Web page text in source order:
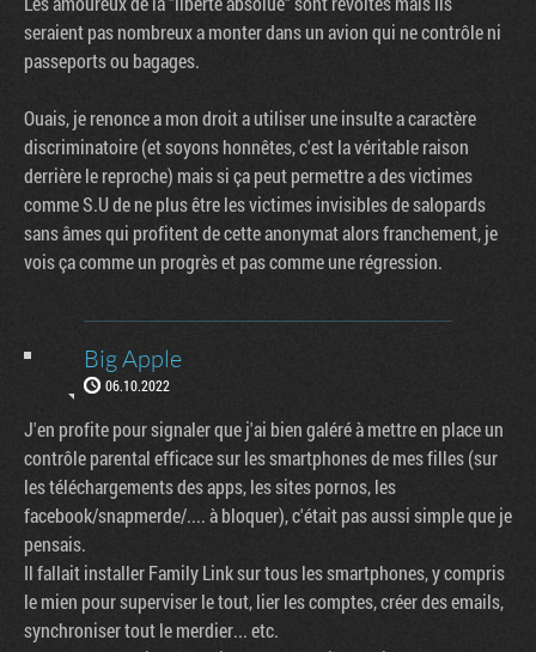
seraient pas nombreux a monter dans un avion qui ne contrôle ni
passeports ou bagages.
Ouais, je renonce a mon droit a utiliser une insulte a caractère
discriminatoire (et soyons honnêtes, c'est la véritable raison
derrière le reproche) mais si ça peut permettre a des victimes
comme S.U de ne plus être les victimes invisibles de salopards
sans âmes qui profitent de cette anonymat alors franchement, je
vois ça comme un progrès et pas comme une régression.
Big Apple
06.10.2022
J'en profite pour signaler que j'ai bien galéré à mettre en place un
contrôle parental efficace sur les smartphones de mes filles (sur
les téléchargements des apps, les sites pornos, les
facebook/snapmerde/.... à bloquer), c'était pas aussi simple que je
pensais.
Il fallait installer Family Link sur tous les smartphones, y compris
le mien pour superviser le tout, lier les comptes, créer des emails,
synchroniser tout le merdier... etc.